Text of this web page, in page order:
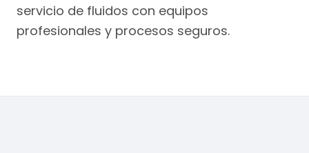
servicio de fluidos con equipos
profesionales y procesos seguros.